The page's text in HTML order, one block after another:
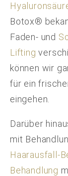
Botox®
Faden- und
Lifting
können wir
für ein
eingehen.
Darüber
mit
Haarausfall-
Behandlung